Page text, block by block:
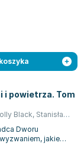
i powietrza. Tom
Black, Stanisław Kroszcyński
Dworu
jakie
która...